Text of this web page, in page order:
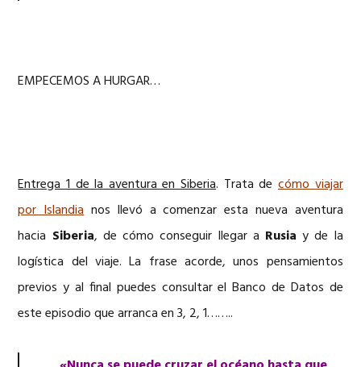
EMPECEMOS A HURGAR…
Entrega 1 de la aventura en Siberia. Trata de cómo viajar
por Islandianos llevó a comenzar esta nueva aventura
hacia Siberia, de cómo conseguir llegar a Rusia y de la
logística del viaje. La frase acorde, unos pensamientos
previos y al final puedes consultar el Banco de Datos de
este episodio que arranca en 3, 2, 1……..